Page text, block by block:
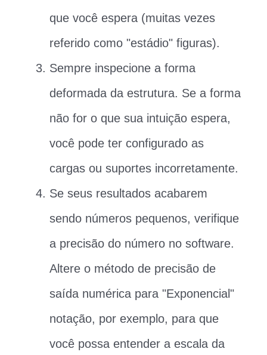
que você espera (muitas vezes
referido como "estádio" figuras).
Sempre inspecione a forma
deformada da estrutura. Se a forma
não for o que sua intuição espera,
você pode ter configurado as
cargas ou suportes incorretamente.
Se seus resultados acabarem
sendo números pequenos, verifique
a precisão do número no software.
Altere o método de precisão de
saída numérica para "Exponencial"
notação, por exemplo, para que
você possa entender a escala da